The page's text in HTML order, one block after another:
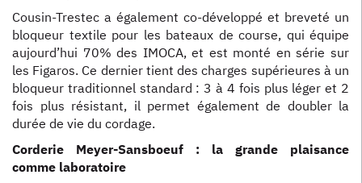
Cousin-Trestec a également co-développé et breveté un
bloqueur textile pour les bateaux de course, qui équipe
aujourd’hui 70% des IMOCA, et est monté en série sur
les Figaros. Ce dernier tient des charges supérieures à un
bloqueur traditionnel standard : 3 à 4 fois plus léger et 2
fois plus résistant, il permet également de doubler la
durée de vie du cordage.
Corderie Meyer-Sansboeuf : la grande plaisance
comme laboratoire